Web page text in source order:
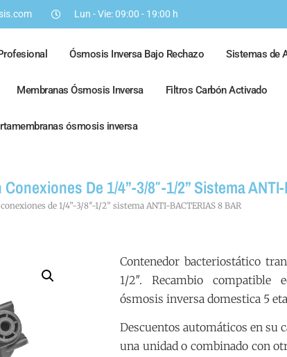
Lun - Vie: 09:00 - 19:00 h
Ósmosis Inversa Bajo Rechazo Sistemas de
Membranas Ósmosis Inversa Filtros Carbón Activado
ósmosis inversa
De 1/4”-3/8″-1/2” Sistema
de 1/4”-3/8″-1/2” sistema ANTI-BACTERIAS 8 BAR
Contenedor bacteriostático
1/2″. Recambio
ósmosis inversa domestica 5
Descuentos automáticos en su
una unidad o combinado con